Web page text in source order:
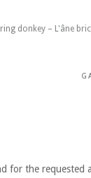
donkey – L'âne
for the requested